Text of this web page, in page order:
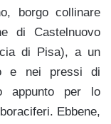
borgo collinare
di Castelnuovo
di Pisa), a un
e nei pressi di
appunto per lo
Ebbene,